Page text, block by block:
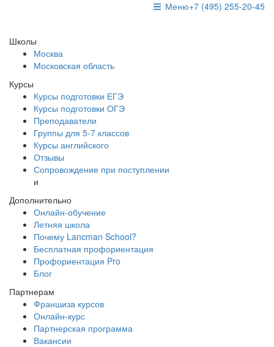
+7 (495) 255-20-45
Меню
Школы
Москва
Московская область
Курсы
Курсы подготовки ЕГЭ
Курсы подготовки ОГЭ
Преподаватели
Группы для 5-7 классов
Курсы английского
Отзывы
Сопровождение при поступлении
и
Дополнительно
Онлайн-обучение
Летняя школа
Почему Lancman School?
Бесплатная профориентация
Профориентация Pro
Блог
Партнерам
Франшиза курсов
Онлайн-курс
Партнерская программа
Вакансии